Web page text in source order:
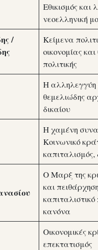
Εθικισμός και
νεοελληνική
/
Κείμενα
οικονομίας
πολιτικής
Η αλληλεγγύη
θεμελιώδης
δικαίου
Η χαμένη
Κοινωνικό
Ο Μαρξ της
και
κανόνα
Οικονομικές
επεκτατισμός